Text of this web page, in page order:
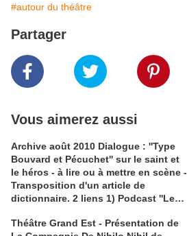
#autour du théâtre
Partager
Vous aimerez aussi
Archive août 2010 Dialogue : ''Type
Bouvard et Pécuchet'' sur le saint et
le héros - à lire ou à mettre en scène -
Transposition d'un article de
dictionnaire. 2 liens 1) Podcast ''Les
héros d'hier, Rafael Nadal''; 2)
Théâtre Grand Est - Présentation de